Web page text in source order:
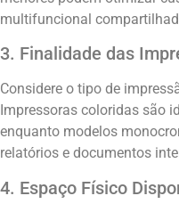
multifuncional
3. Finalidade das
Considere o tipo de
Impressoras coloridas são
enquanto modelos
relatórios e documentos
4. Espaço Físico